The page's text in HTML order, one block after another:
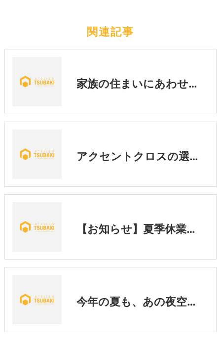
関連記事
家族の住まいにあわせた暮らし
アクセントクロスの選び方｜後悔しないために知っておきたい3つのポイント💡
【お知らせ】夏季休業期間中の営業に関するご案内
今年の夏も、あの夜空へ🎇「くらわんか花火大会」実行委員会がスタート👆